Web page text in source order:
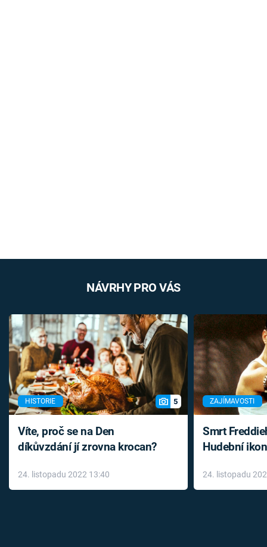
NÁVRHY PRO VÁS
HISTORIE 5
Víte, proč se na Den
díkůvzdání jí zrovna krocan?
24. listopadu 2022 13:40
ZAJÍMAVOSTI
Smrt
Hudební
léky
24. listopadu